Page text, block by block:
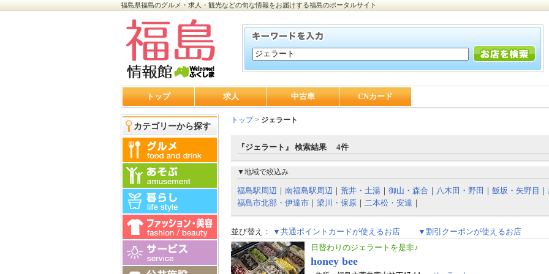
福島県福島のグルメ・求人・観光などの旬な情報をお届けする福島のポータルサイト
トップ 求人 中古車 CNカード
カテゴリーから探す
トップ> ジェラート
『ジェラート』 検索結果 4件
▼地域で絞込み
福島駅周辺 ｜ 南福島駅周辺 ｜ 荒井・土湯 ｜ 御山・森合 ｜ 八木田・野田 ｜ 飯坂・矢野目 ｜
福島市北部・伊達市 ｜ 梁川・保原 ｜ 二本松・安達 ｜
並び替え： ▼共通ポイントカードが使えるお店
▼割引クーポンが使えるお店
日替わりのジェラートを是非♪
honey bee